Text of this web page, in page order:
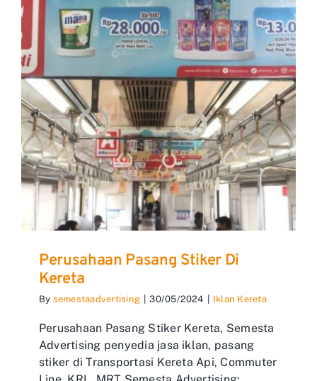
Perusahaan Pasang Stiker Di
Kereta
By semestaadvertising 30/05/2024 Iklan Kereta
Perusahaan Pasang Stiker Kereta, Semesta
Advertising penyedia jasa iklan, pasang
stiker di Transportasi Kereta Api, Commuter